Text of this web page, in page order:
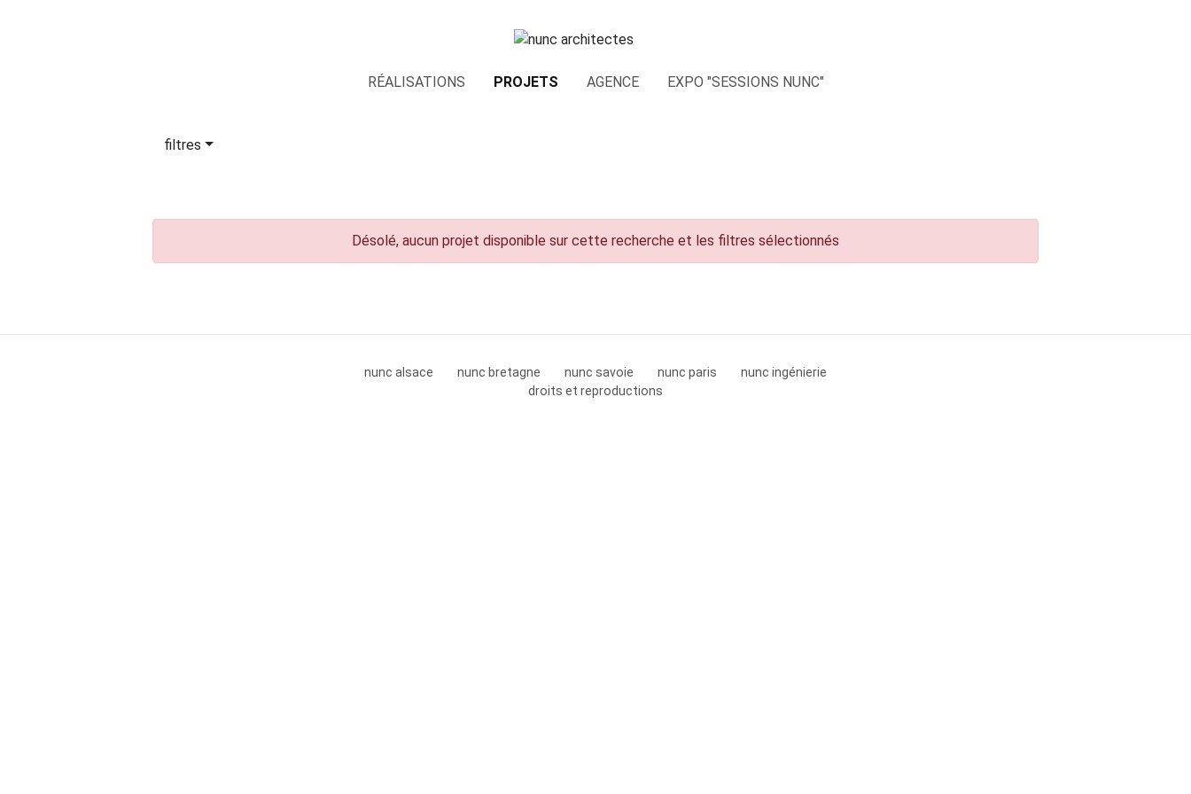
RÉALISATIONS PROJETS AGENCE EXPO "SESSIONS NUNC"
filtres
Désolé, aucun projet disponible sur cette recherche et les filtres sélectionnés
nunc alsace nunc bretagne nunc savoie nunc paris
nunc ingénierie
droits et reproductions